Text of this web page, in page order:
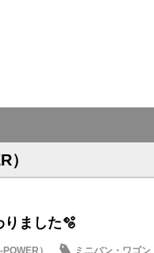
）
りました🫧
） ミニバン・ワゴン